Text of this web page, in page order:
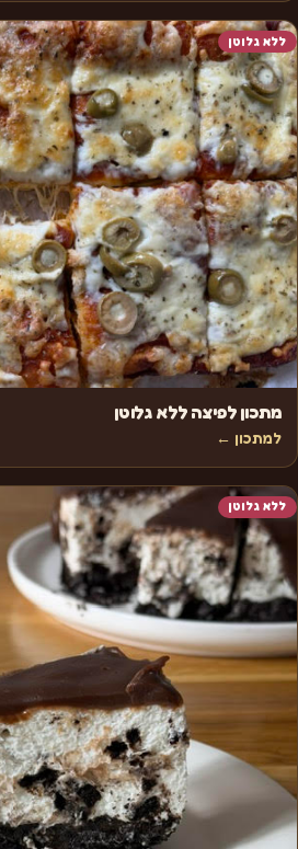
ללא גלוטן
מתכון לפיצה ללא גלוטן
למתכון ←
ללא גלוטן